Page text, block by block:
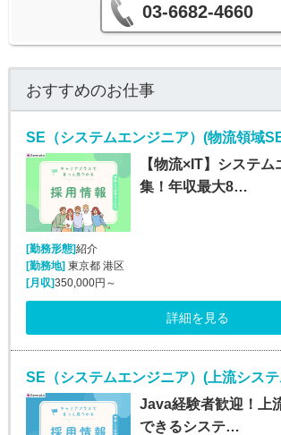
03-6682-4660
おすすめのお仕事
SE（システムエンジニア）(物流領域
【物流×IT】システ
集！年収最大8…
[勤務形態]紹介
[勤務地]東京都 港区
[月収]350,000円～
詳細を見る
Java経験者歓迎！上
できるシステ…